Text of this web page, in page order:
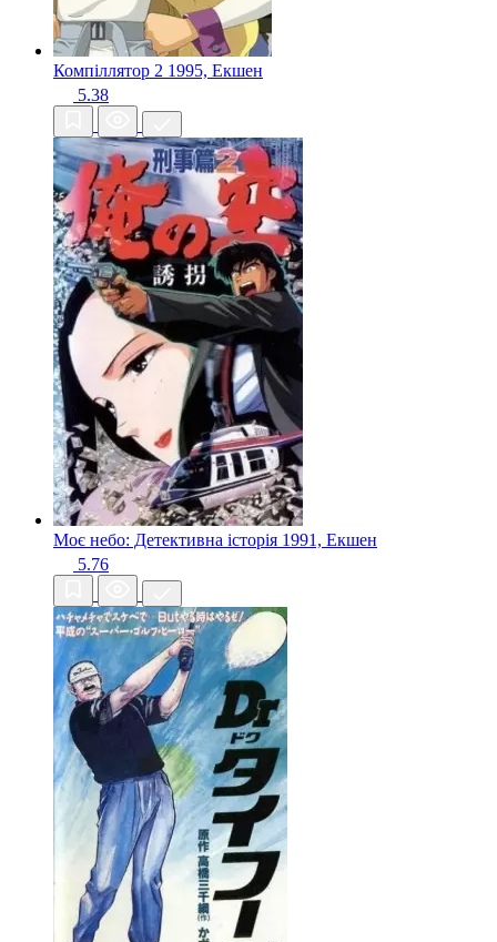
Компіллятор 2 1995, Екшен
5.38
Моє небо: Детективна історія 1991, Екшен
5.76